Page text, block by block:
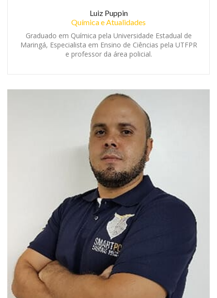
Luiz Puppin
Química e Atualidades
Graduado em Química pela Universidade Estadual de
Maringá, Especialista em Ensino de Ciências pela UTFPR
e professor da área policial.